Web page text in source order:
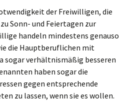
der Freiwilligen, die
Sonn- und Feiertagen zur
handeln mindestens genauso
die Hauptberuflichen mit
sogar verhältnismäßig besseren
haben sogar die
gegen entsprechende
zu lassen, wenn sie es wollen.